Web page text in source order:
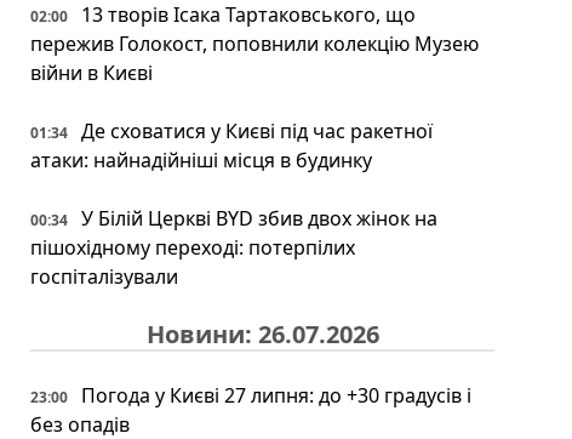
02:00
13 творів Ісака Тартаковського, що
пережив Голокост, поповнили колекцію Музею
війни в Києві
01:34
Де сховатися у Києві під час ракетної
атаки: найнадійніші місця в будинку
00:34
У Білій Церкві BYD збив двох жінок на
пішохідному переході: потерпілих
госпіталізували
Новини: 26.07.2026
23:00
Погода у Києві 27 липня: до +30 градусів і
без опадів